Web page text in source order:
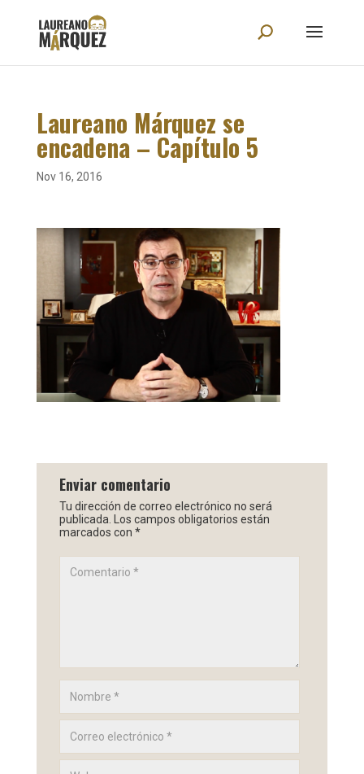
Laureano Márquez se
encadena – Capítulo 5
Nov 16, 2016
Enviar comentario
Tu dirección de correo electrónico no será
publicada.
Los campos obligatorios están
marcados con *